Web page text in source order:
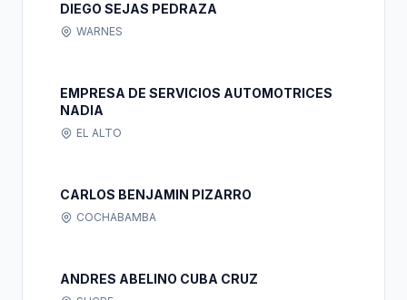
DIEGO SEJAS PEDRAZA
WARNES
EMPRESA DE SERVICIOS AUTOMOTRICES
NADIA
EL ALTO
CARLOS BENJAMIN PIZARRO
COCHABAMBA
ANDRES ABELINO CUBA CRUZ